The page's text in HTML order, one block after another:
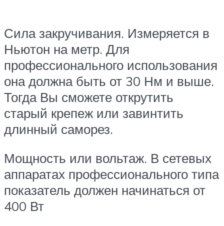
Сила закручивания. Измеряется в
Ньютон на метр. Для
профессионального использования
она должна быть от 30 Нм и выше.
Тогда Вы сможете открутить
старый крепеж или завинтить
длинный саморез.
Мощность или вольтаж. В сетевых
аппаратах профессионального типа
показатель должен начинаться от
400 Вт